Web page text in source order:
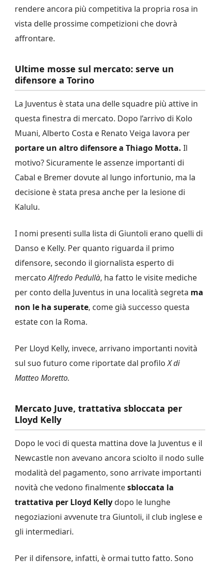
rendere ancora più competitiva la propria rosa in
vista delle prossime competizioni che dovrà
affrontare.
Ultime mosse sul mercato: serve un
difensore a Torino
La Juventus è stata una delle squadre più attive in
questa finestra di mercato. Dopo l’arrivo di Kolo
Muani, Alberto Costa e Renato Veiga lavora per
portare un altro difensore a Thiago Motta. Il
motivo? Sicuramente le assenze importanti di
Cabal e Bremer dovute al lungo infortunio, ma la
decisione è stata presa anche per la lesione di
Kalulu.
I nomi presenti sulla lista di Giuntoli erano quelli di
Danso e Kelly. Per quanto riguarda il primo
difensore, secondo il giornalista esperto di
mercatoAlfredo Pedullà, ha fatto le visite mediche
per conto della Juventus in una località segreta ma
non le ha superate, come già successo questa
estate con la Roma.
Per Lloyd Kelly, invece, arrivano importanti novità
sul suo futuro come riportate dal profiloX di
Matteo Moretto.
Mercato Juve, trattativa sbloccata per
Lloyd Kelly
Dopo le voci di questa mattina dove la Juventus e il
Newcastle non avevano ancora sciolto il nodo sulle
modalità del pagamento, sono arrivate importanti
novità che vedono finalmentesbloccata la
trattativa per Lloyd Kelly dopo le lunghe
negoziazioni avvenute tra Giuntoli, il club inglese e
gli intermediari.
Per il difensore, infatti, è ormai tutto fatto. Sono